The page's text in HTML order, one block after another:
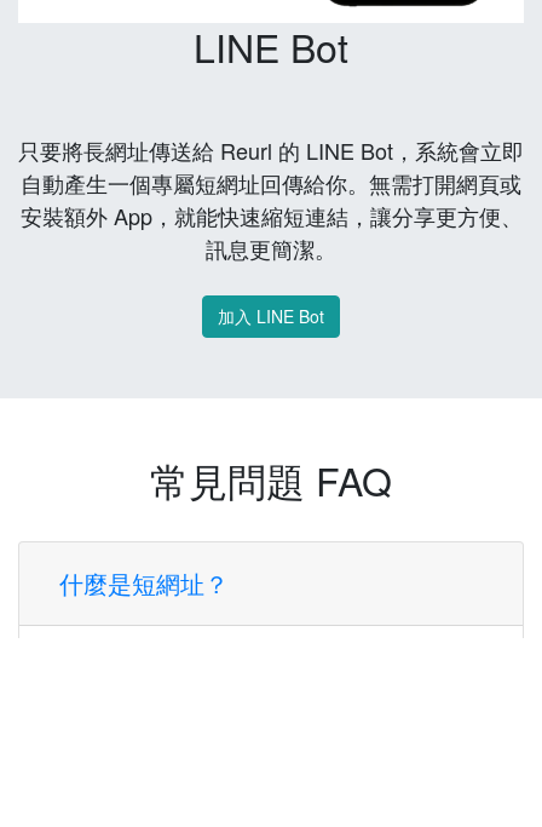
LINE Bot
只要將長網址傳送給 Reurl 的 LINE Bot，系統會立即
自動產生一個專屬短網址回傳給你。無需打開網頁或
安裝額外 App，就能快速縮短連結，讓分享更方便、
訊息更簡潔。
加入 LINE Bot
常見問題 FAQ
什麼是短網址？